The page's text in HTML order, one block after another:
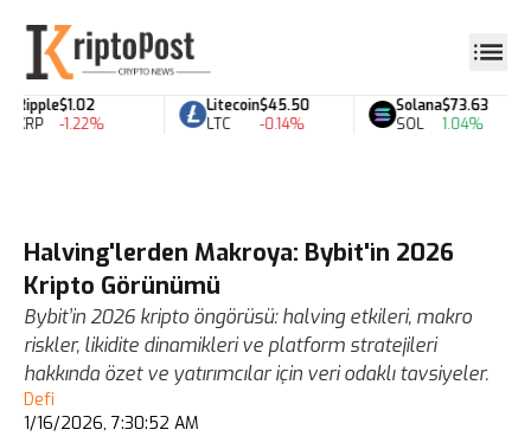
Ripple
XRP
$1.02
-1.22%
Litecoin
LTC
$45.50
-0.14%
Solana
SOL
$73.63
1.04%
Halving'lerden Makroya: Bybit'in 2026
Kripto Görünümü
Bybit’in 2026 kripto öngörüsü: halving etkileri, makro
riskler, likidite dinamikleri ve platform stratejileri
hakkında özet ve yatırımcılar için veri odaklı tavsiyeler.
Defi
1/16/2026, 7:30:52 AM